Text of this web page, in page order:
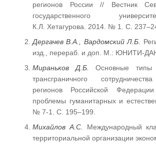
регионов России // Вестник
государственного
К.Л. Хетагурова. 2014. № 1. С.
Дергачев В.А., Вардомский Л.Б.
изд., перераб. и доп. М.: ЮНИТИ-
Мираньков Д.Б.
Основные типы
трансграничного
регионов Российской
проблемы гуманитарных и
№ 7-1. С. 195–199.
Михайлов А.С. Международный
территориальной организации